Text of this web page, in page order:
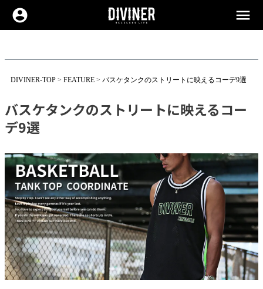
account_circle menu
DIVINER-TOP FEATURE バスケタンクのストリートに映えるコーデ9選
バスケタンクのストリートに映えるコー
デ9選